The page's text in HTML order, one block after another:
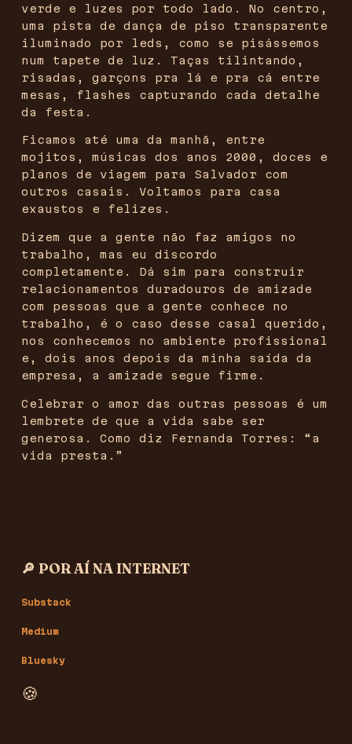
verde e luzes por todo lado. No centro,
uma pista de dança de piso transparente
iluminado por leds, como se pisássemos
num tapete de luz. Taças tilintando,
risadas, garçons pra lá e pra cá entre
mesas, flashes capturando cada detalhe
da festa.
Ficamos até uma da manhã, entre
mojitos, músicas dos anos 2000, doces e
planos de viagem para Salvador com
outros casais. Voltamos para casa
exaustos e felizes.
Dizem que a gente não faz amigos no
trabalho, mas eu discordo
completamente. Dá sim para construir
relacionamentos duradouros de amizade
com pessoas que a gente conhece no
trabalho, é o caso desse casal querido,
nos conhecemos no ambiente profissional
e, dois anos depois da minha saída da
empresa, a amizade segue firme.
Celebrar o amor das outras pessoas é um
lembrete de que a vida sabe ser
generosa. Como diz Fernanda Torres: “a
vida presta.”
🔎 POR AÍ NA INTERNET
Substack
Medium
Bluesky